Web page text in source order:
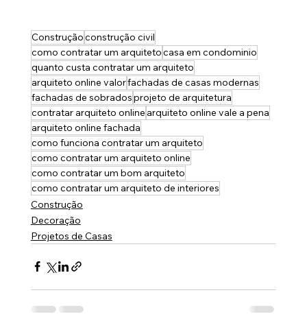
Construçãoconstrução civil
como contratar um arquitetocasa em condominio
quanto custa contratar um arquiteto
arquiteto online valorfachadas de casas modernas
fachadas de sobradosprojeto de arquitetura
contratar arquiteto online arquiteto online vale a pena
arquiteto online fachada
como funciona contratar um arquiteto
como contratar um arquiteto online
como contratar um bom arquiteto
como contratar um arquiteto de interiores
Construção
Decoração
Projetos de Casas